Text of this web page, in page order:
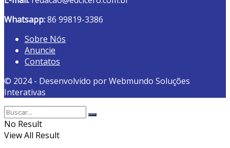
Whatsapp:86 99819-3386
Sobre Nós
Anuncie
Contatos
© 2024 - Desenvolvido por Webmundo Soluções
Interativas
No Result
View All Result